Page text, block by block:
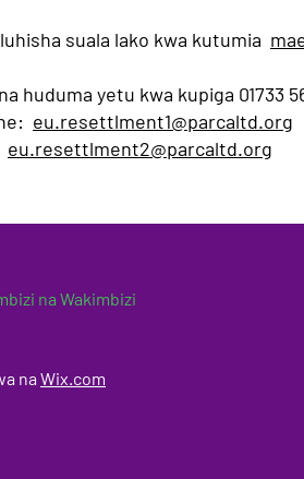
suala lako kwa kutumia
huduma yetu kwa kupiga 01733
eu.resettlment1@parcaltd.org
eu.resettlment2@parcaltd.org
na Wakimbizi
naWix.com